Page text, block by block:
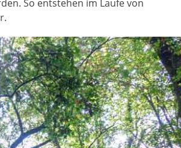
So entstehen im Laufe von